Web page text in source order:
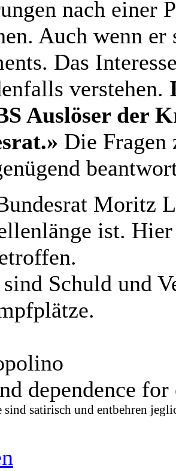
nach einer
Auch wenn er
Das
verstehen.
Auslöser der
Die Fragen
Moritz
ist.
Schuld und
dependence for
sind satirisch und entbehren